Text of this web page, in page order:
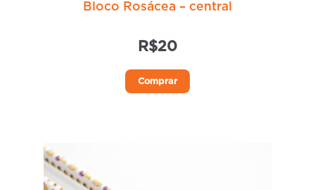
Bloco Rosácea – central
R$20
Comprar